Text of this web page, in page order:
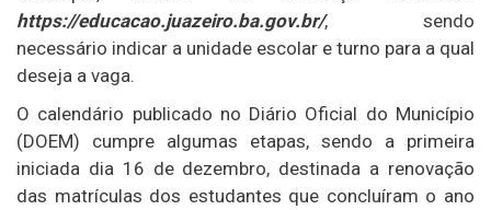
https://educacao.juazeiro.ba.gov.br/, sendo
necessário indicar a unidade escolar e turno para a qual
deseja a vaga.
O calendário publicado no Diário Oficial do Município
(DOEM) cumpre algumas etapas, sendo a primeira
iniciada dia 16 de dezembro, destinada a renovação
das matrículas dos estudantes que concluíram o ano